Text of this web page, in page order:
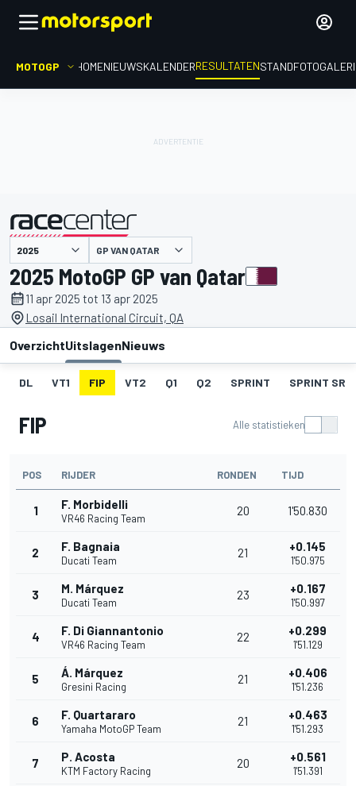
MOTOGP HOMENIEUWSKALENDERRESULTATENSTAND
gepresenteerd door GP VAN QATAR
2025 MotoGP GP van Qatar
11 apr 2025 tot 13 apr 2025
Losail International Circuit, QA
OverzichtUitslagenNieuws
DL VT1 FIP VT2 Q1 Q2 SPRINT SPRINT SR
FIP Alle statistieken
POS RIJDER RONDEN TIJD
1 F. Morbidelli
VR46 Racing Team
20 1'50.830
2 F. Bagnaia
Ducati Team
21 +0.145
1'50.975
3 M. Márquez
Ducati Team
23 +0.167
1'50.997
4 F. Di Giannantonio
VR46 Racing Team
22 +0.299
1'51.129
5 Á. Márquez
Gresini Racing
21 +0.406
1'51.236
6 F. Quartararo
Yamaha MotoGP Team
21 +0.463
1'51.293
7 P. Acosta
KTM Factory Racing
20 +0.561
1'51.391